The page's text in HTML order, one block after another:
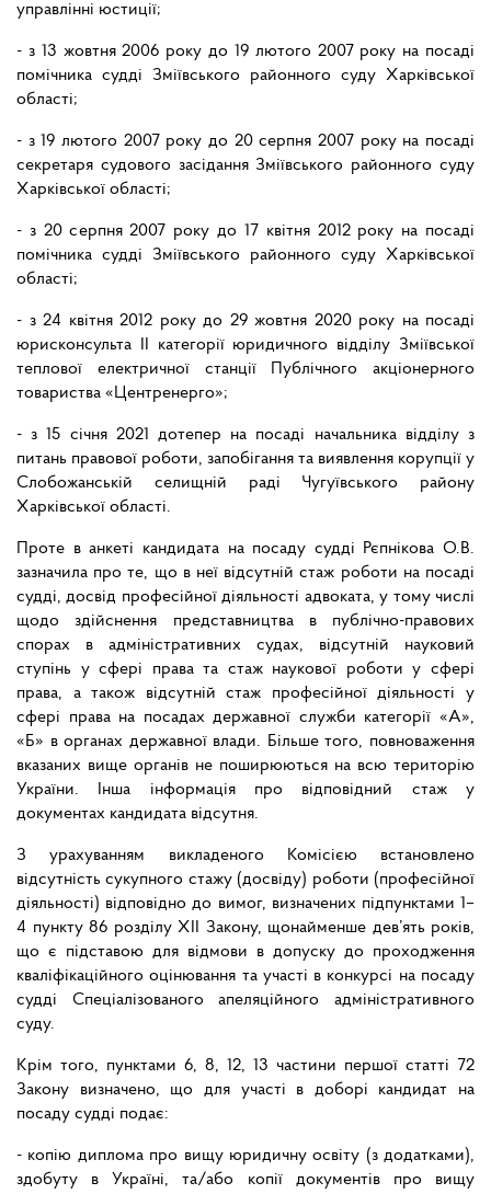
управлінні юстиції;
- з 13 жовтня 2006 року до 19 лютого 2007 року на посаді
помічника судді Зміївського районного суду Харківської
області;
- з 19 лютого 2007 року до 20 серпня 2007 року на посаді
секретаря судового засідання Зміївського районного суду
Харківської області;
- з 20 серпня 2007 року до 17 квітня 2012 року на посаді
помічника судді Зміївського районного суду Харківської
області;
- з 24 квітня 2012 року до 29 жовтня 2020 року на посаді
юрисконсульта ІІ категорії юридичного відділу Зміївської
теплової електричної станції Публічного акціонерного
товариства «Центренерго»;
- з 15 січня 2021 дотепер на посаді начальника відділу з
питань правової роботи, запобігання та виявлення корупції у
Слобожанській селищній раді Чугуївського району
Харківської області.
Проте в анкеті кандидата на посаду судді Рєпнікова О.В.
зазначила про те, що в неї відсутній стаж роботи на посаді
судді, досвід професійної діяльності адвоката, у тому числі
щодо здійснення представництва в публічно-правових
спорах в адміністративних судах, відсутній науковий
ступінь у сфері права та стаж наукової роботи у сфері
права, а також відсутній стаж професійної діяльності у
сфері права на посадах державної служби категорії «А»,
«Б» в органах державної влади. Більше того, повноваження
вказаних вище органів не поширюються на всю територію
України. Інша інформація про відповідний стаж у
документах кандидата відсутня.
З урахуванням викладеного Комісією встановлено
відсутність сукупного стажу (досвіду) роботи (професійної
діяльності) відповідно до вимог, визначених підпунктами 1–
4 пункту 86 розділу ХІІ Закону, щонайменше дев’ять років,
що є підставою для відмови в допуску до проходження
кваліфікаційного оцінювання та участі в конкурсі на посаду
судді Спеціалізованого апеляційного адміністративного
суду.
Крім того, пунктами 6, 8, 12, 13 частини першої статті 72
Закону визначено, що для участі в доборі кандидат на
посаду судді подає:
- копію диплома про вищу юридичну освіту (з додатками),
здобуту в Україні, та/або копії документів про вищу